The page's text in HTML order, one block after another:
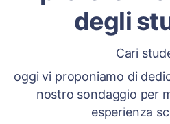
degli
Cari
oggi vi proponiamo di
nostro sondaggio per
esperienza